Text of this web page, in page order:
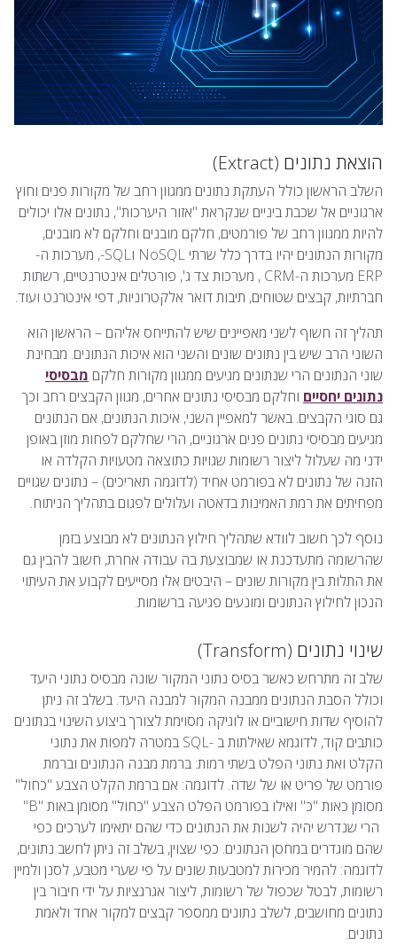
הוצאת נתונים (Extract)
השלב הראשון כולל העתקת נתונים ממגוון רחב של מקורות פנים וחוץ
ארגוניים אל שכבת ביניים שנקראת "אזור היערכות", נתונים אלו יכולים
להיות ממגוון רחב של פורמטים, חלקם מובנים וחלקם לא מובנים,
מקורות הנתונים יהיו בדרך כלל שרתי NoSQL וSQL-, מערכות ה-
ERP מערכות ה-CRM , מערכות צד ג', פורטלים אינטרנטיים, רשתות
חברתיות, קבצים שטוחים, תיבות דואר אלקטרוניות, דפי אינטרנט ועוד.
תהליך זה חשוף לשני מאפיינים שיש להתייחס אליהם – הראשון הוא
השוני הרב שיש בין נתונים שונים והשני הוא איכות הנתונים. מבחינת
שוני הנתונים הרי שנתונים מגיעים ממגוון מקורות חלקם מבסיסי
נתונים יחסיים וחלקם מבסיסי נתונים אחרים, מגוון הקבצים רחב וכך
גם סוגי הקבצים. באשר למאפיין השני, איכות הנתונים, אם הנתונים
מגיעים מבסיסי נתונים פנים ארגוניים, הרי שחלקם לפחות מוזן באופן
ידני מה שעלול ליצור רשומות שגויות כתוצאה מטעויות הקלדה או
הזנה של נתונים לא בפורמט אחיד (לדוגמה תאריכים) – נתונים שגויים
מפחיתים את רמת האמינות בדאטה ועלולים לפגום בתהליך הניתוח.
נוסף לכך חשוב לוודא שתהליך חילוץ הנתונים לא מבוצע בזמן
שהרשומה מתעדכנת או שמבוצעת בה עבודה אחרת, חשוב להבין גם
את התלות בין מקורות שונים – היבטים אלו מסייעים לקבוע את העיתוי
הנכון לחילוץ הנתונים ומונעים פגיעה ברשומות.
שינוי נתונים (Transform)
שלב זה מתרחש כאשר בסיס נתוני המקור שונה מבסיס נתוני היעד
וכולל הסבת הנתונים ממבנה המקור למבנה היעד. בשלב זה ניתן
להוסיף שדות חישוביים או לוגיקה מסוימת לצורך ביצוע השינוי בנתונים
כותבים קוד, לדוגמא שאילתות ב -SQL במטרה למפות את נתוני
הקלט ואת נתוני הפלט בשתי רמות: ברמת מבנה הנתונים וברמת
פורמט של פריט או של שדה. לדוגמה: אם ברמת הקלט הצבע "כחול"
מסומן כאות "כ" ואילו בפורמט הפלט הצבע "כחול" מסומן באות "B"
הרי שנדרש יהיה לשנות את הנתונים כדי שהם יתאימו לערכים כפי
שהם מוגדרים במחסן הנתונים. כפי שצוין, בשלב זה ניתן לחשב נתונים,
לדוגמה: להמיר מכירות למטבעות שונים על פי שערי מטבע, לסנן ולמיין
רשומות, לבטל שכפול של רשומות, ליצור אגרגציות על ידי חיבור בין
נתונים מחושבים, לשלב נתונים ממספר קבצים למקור אחד ולאמת
נתונים.